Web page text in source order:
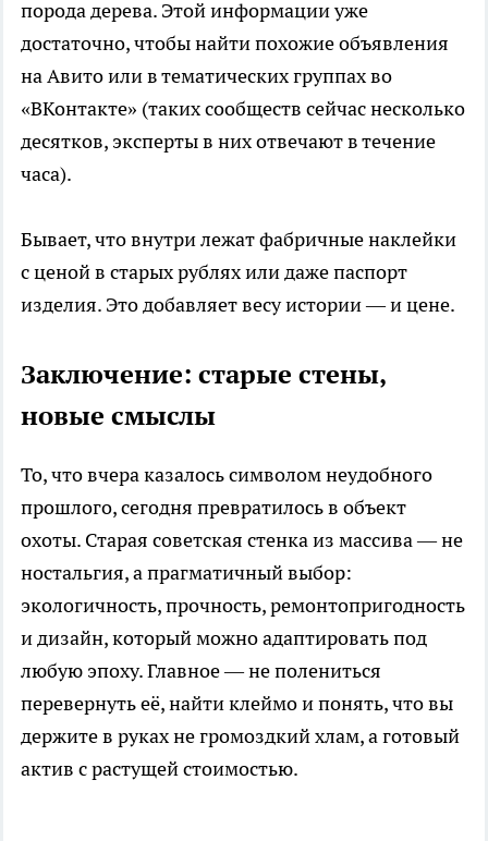
порода дерева. Этой информации уже
достаточно, чтобы найти похожие объявления
на Авито или в тематических группах во
«ВКонтакте» (таких сообществ сейчас несколько
десятков, эксперты в них отвечают в течение
часа).
Бывает, что внутри лежат фабричные наклейки
с ценой в старых рублях или даже паспорт
изделия. Это добавляет весу истории — и цене.
Заключение: старые стены,
новые смыслы
То, что вчера казалось символом неудобного
прошлого, сегодня превратилось в объект
охоты. Старая советская стенка из массива — не
ностальгия, а прагматичный выбор:
экологичность, прочность, ремонтопригодность
и дизайн, который можно адаптировать под
любую эпоху. Главное — не полениться
перевернуть её, найти клеймо и понять, что вы
держите в руках не громоздкий хлам, а готовый
актив с растущей стоимостью.